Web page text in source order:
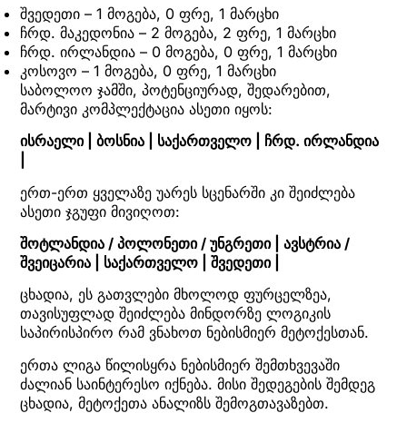
შვედეთი – 1 მოგება, 0 ფრე, 1 მარცხი
ჩრდ. მაკედონია – 2 მოგება, 2 ფრე, 1 მარცხი
ჩრდ. ირლანდია – 0 მოგება, 0 ფრე, 1 მარცხი
კოსოვო – 1 მოგება, 0 ფრე, 1 მარცხი
საბოლოო ჯამში, პოტენციურად, შედარებით,
მარტივი კომპლექტაცია ასეთი იყოს:
ისრაელი | ბოსნია | საქართველო | ჩრდ. ირლანდია
ერთ-ერთ ყველაზე უარეს სცენარში კი შეიძლება
ასეთი ჯგუფი მივიღოთ:
შოტლანდია / პოლონეთი / უნგრეთი | ავსტრია /
შვეიცარია | საქართველო | შვედეთი |
ცხადია, ეს გათვლები მხოლოდ ფურცელზეა,
თავისუფლად შეიძლება მინდორზე ლოგიკის
საპირისპირო რამ ვნახოთ ნებისმიერ მეტოქესთან.
ერთა ლიგა წილისყრა ნებისმიერ შემთხვევაში
ძალიან საინტერესო იქნება. მისი შედეგების შემდეგ
ცხადია, მეტოქეთა ანალიზს შემოგთავაზებთ.